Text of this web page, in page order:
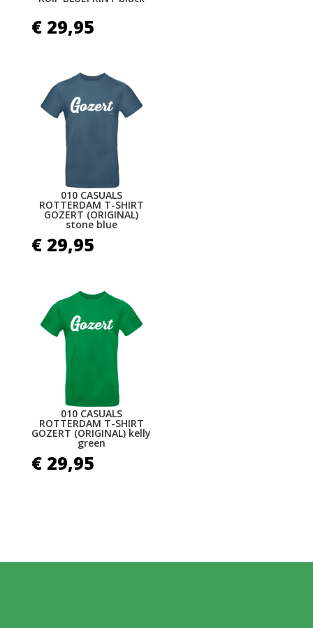
€29,95
010 CASUALS
ROTTERDAM T-SHIRT
GOZERT (ORIGINAL)
stone blue
€29,95
010 CASUALS
ROTTERDAM T-SHIRT
GOZERT (ORIGINAL) kelly
green
€29,95